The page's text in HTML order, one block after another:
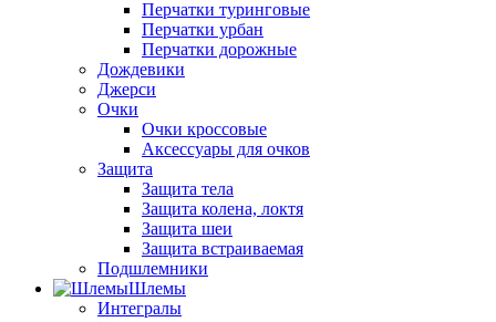
Перчатки туринговые
Перчатки урбан
Перчатки дорожные
Дождевики
Джерси
Очки
Очки кроссовые
Аксессуары для очков
Защита
Защита тела
Защита колена, локтя
Защита шеи
Защита встраиваемая
Подшлемники
Шлемы
Интегралы